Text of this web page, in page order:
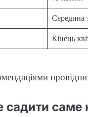
Середина
Кінець
садити саме